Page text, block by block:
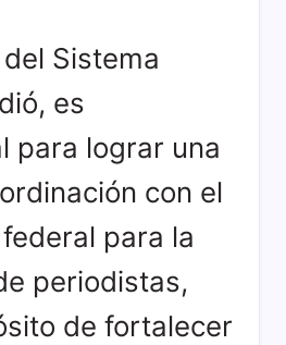
Sistema
es
para lograr una
con el
para la
periodistas,
de fortalecer